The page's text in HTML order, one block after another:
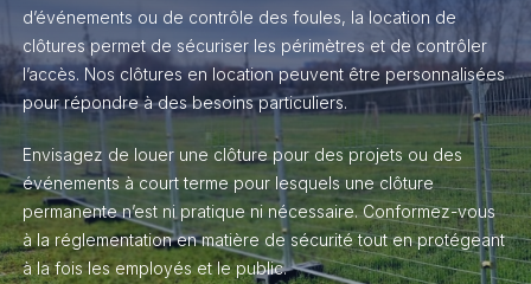
d’événements ou de contrôle des foules, la location de
clôtures permet de sécuriser les périmètres et de contrôler
l’accès. Nos clôtures en location peuvent être personnalisées
pour répondre à des besoins particuliers.
Envisagez de louer une clôture pour des projets ou des
événements à court terme pour lesquels une clôture
permanente n’est ni pratique ni nécessaire. Conformez-vous
à la réglementation en matière de sécurité tout en protégeant
à la fois les employés et le public.